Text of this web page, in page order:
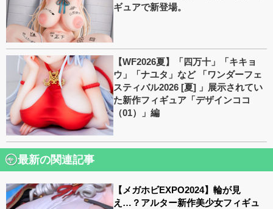
ギュアで新登場。
【WF2026夏】「四万十」「キキョ
ウ」「ナユタ」など 「ワンダーフェ
スティバル2026 [夏] 」展示されてい
た新作フィギュア「デザインココ
（01）」編
最新の関連記事
【メガホビEXPO2024】輪が見
え…？アルター新作美少女フィギュ